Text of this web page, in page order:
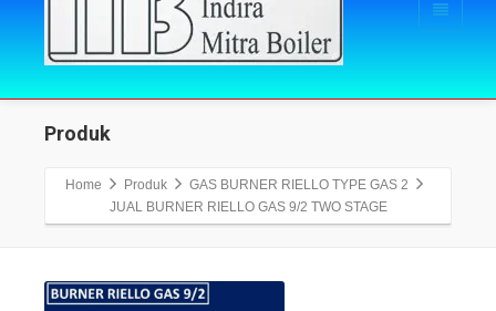
Produk
Home Produk
GAS BURNER RIELLO TYPE GAS 2
JUAL BURNER RIELLO GAS 9/2 TWO STAGE